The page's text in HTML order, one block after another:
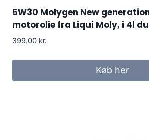
5W30 Molygen New
motorolie fra Liqui Moly, i 4l
399.00 kr.
Køb her